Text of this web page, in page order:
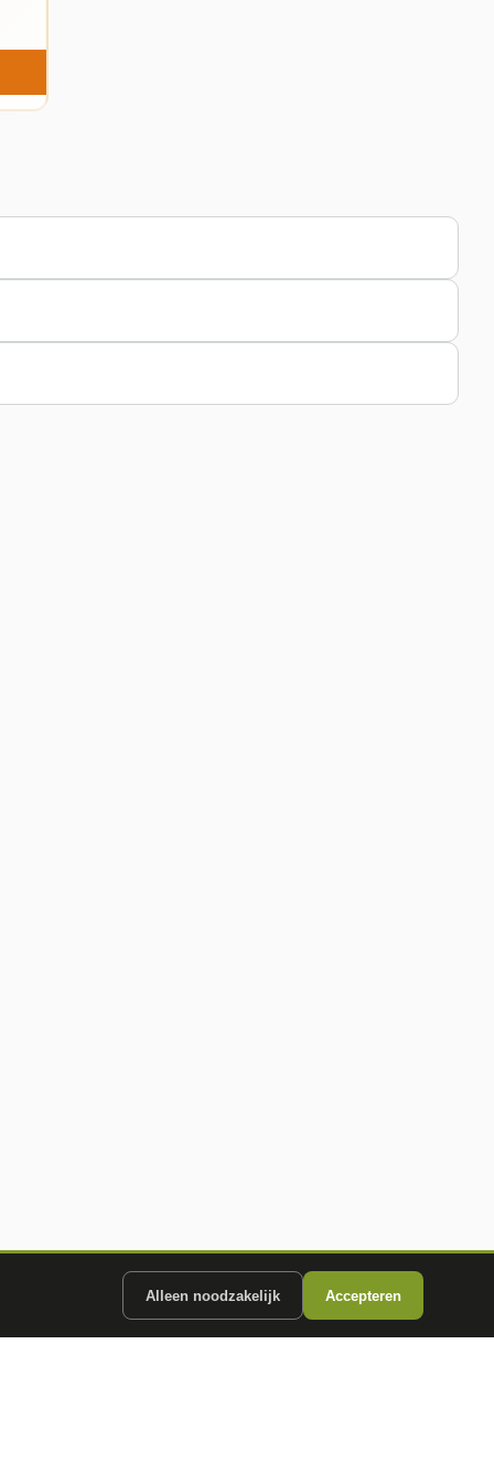
Alleen noodzakelijk Accepteren